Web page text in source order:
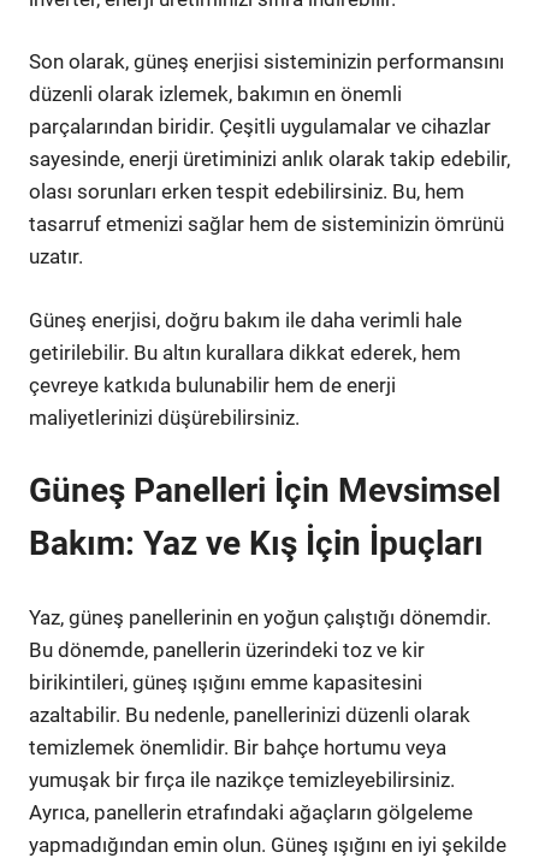
Son olarak, güneş enerjisi sisteminizin performansını
düzenli olarak izlemek, bakımın en önemli
parçalarından biridir. Çeşitli uygulamalar ve cihazlar
sayesinde, enerji üretiminizi anlık olarak takip edebilir,
olası sorunları erken tespit edebilirsiniz. Bu, hem
tasarruf etmenizi sağlar hem de sisteminizin ömrünü
uzatır.
Güneş enerjisi, doğru bakım ile daha verimli hale
getirilebilir. Bu altın kurallara dikkat ederek, hem
çevreye katkıda bulunabilir hem de enerji
maliyetlerinizi düşürebilirsiniz.
Güneş Panelleri İçin Mevsimsel
Bakım: Yaz ve Kış İçin İpuçları
Yaz, güneş panellerinin en yoğun çalıştığı dönemdir.
Bu dönemde, panellerin üzerindeki toz ve kir
birikintileri, güneş ışığını emme kapasitesini
azaltabilir. Bu nedenle, panellerinizi düzenli olarak
temizlemek önemlidir. Bir bahçe hortumu veya
yumuşak bir fırça ile nazikçe temizleyebilirsiniz.
Ayrıca, panellerin etrafındaki ağaçların gölgeleme
yapmadığından emin olun. Güneş ışığını en iyi şekilde